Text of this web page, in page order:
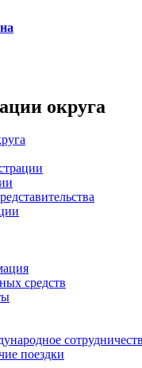
округа
средств
поездки